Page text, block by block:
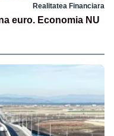
Realitatea Financiara
euro. Economia NU